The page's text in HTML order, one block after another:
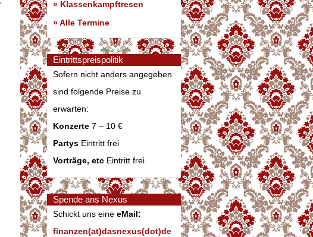
» Klassenkampftresen
» Alle Termine
Eintrittspreispolitik
Sofern nicht anders angegeben
sind folgende Preise zu
erwarten:
Konzerte 7 – 10 €
Partys Eintritt frei
Vorträge, etc Eintritt frei
Spende ans Nexus
Schickt uns eine eMail:
finanzen(at)dasnexus(dot)de